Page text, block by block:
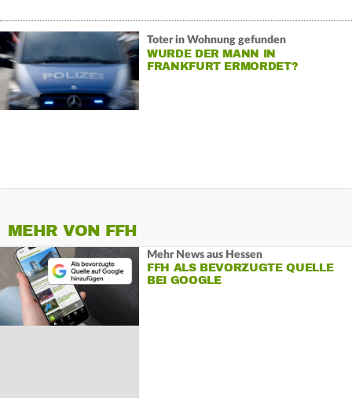
Toter in Wohnung gefunden
WURDE DER MANN IN
FRANKFURT ERMORDET?
MEHR VON FFH
Mehr News aus Hessen
FFH ALS BEVORZUGTE QUELLE
BEI GOOGLE